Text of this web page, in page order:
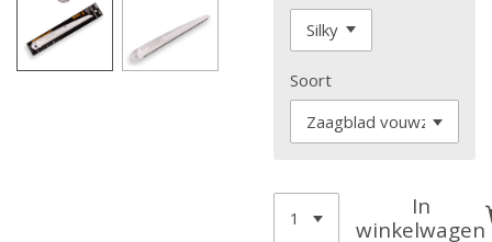
Soort
In
winkelwagen